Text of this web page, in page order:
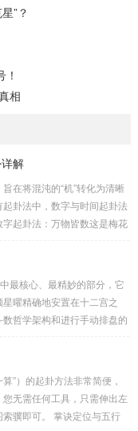
”？
相
解
在将混沌的“机”转化为清晰
起卦法中，数字与时间起卦法
起卦法：万物皆数这是梅花
分；如果是奇数位，则前部
256：前一位 2 为上卦后两
最核心、最精妙的部分，它
曜精确地安置在十二宫之
哲学架构和进行手动排盘的
：二、 核心安星诀详解1.
星的第一步，至关重要。口
同行，...
”）的起卦方法非常简便，
无需任何工具，只需伸出左
骥即可。 掌诀定位与五行